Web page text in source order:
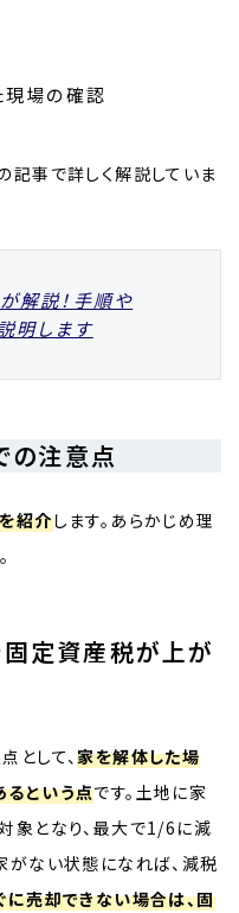
現場の確認
記事で詳しく解説していま
解説！手順や
明します
の注意点
紹介します。あらかじめ理
定資産税が上が
として、家を解体した場
るという点です。土地に家
象となり、最大で1/6に減
がない状態になれば、減税
に売却できない場合は、固